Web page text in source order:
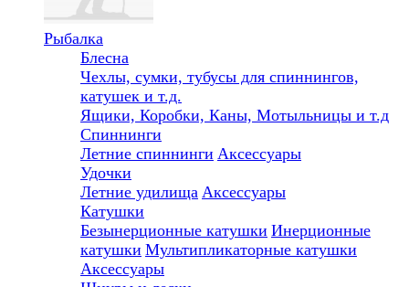
Рыбалка
Блесна
Чехлы, сумки, тубусы для спиннингов,
катушек и т.д.
Ящики, Коробки, Каны, Мотыльницы и т.д
Спиннинги
Летние спиннинги Аксессуары
Удочки
Летние удилища Аксессуары
Катушки
Безынерционные катушки Инерционные
катушки Мультипликаторные катушки
Аксессуары